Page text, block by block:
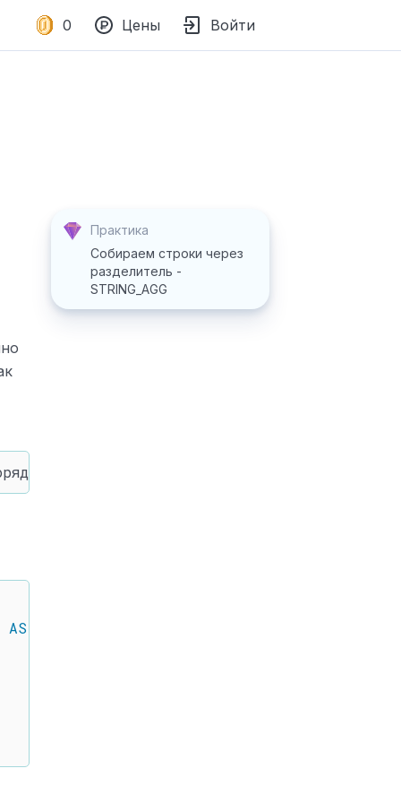
0 Цены Войти
AS
Практика
Собираем строки через
разделитель -
STRING_AGG